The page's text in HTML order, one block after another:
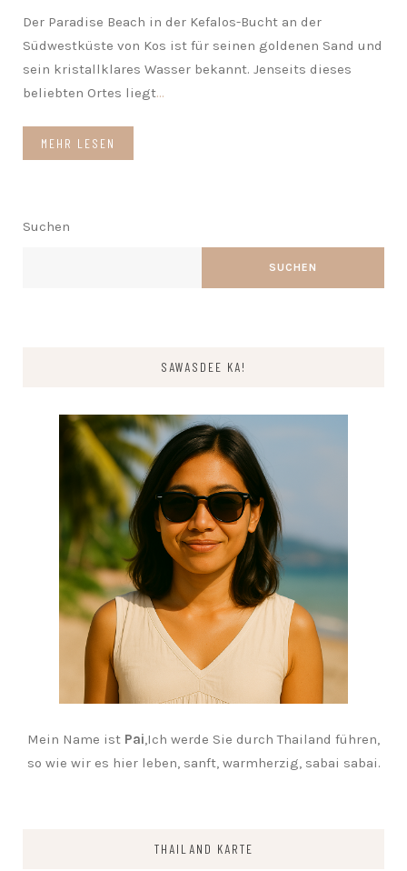
Der Paradise Beach in der Kefalos-Bucht an der
Südwestküste von Kos ist für seinen goldenen Sand und
sein kristallklares Wasser bekannt. Jenseits dieses
beliebten Ortes liegt...
MEHR LESEN
Suchen
SUCHEN
SAWASDEE KA!
Mein Name ist Pai,Ich werde Sie durch Thailand führen,
so wie wir es hier leben, sanft, warmherzig, sabai sabai.
THAILAND KARTE